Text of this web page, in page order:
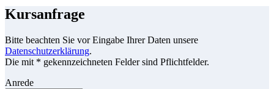
Kursanfrage
Bitte beachten Sie vor Eingabe Ihrer Daten unsere
Datenschutzerklärung.
Die mit * gekennzeichneten Felder sind Pflichtfelder.
Anrede